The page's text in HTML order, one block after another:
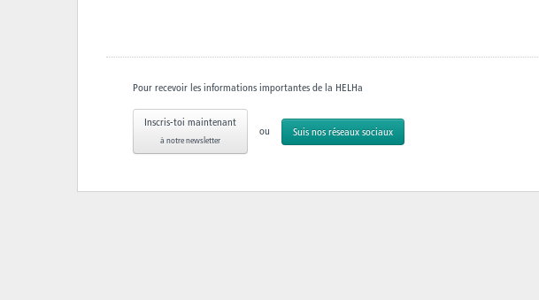
Pour recevoir les informations importantes de la HELHa
Inscris-toi maintenant
à notre newsletter
ou Suis nos réseaux sociaux